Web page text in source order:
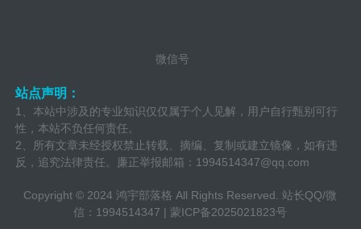
微信号
站点声明：
1、本站中涉及的专业知识仅仅属于个人见解，用户自行甄别可行
性，本站不负任何责任。
2、所有文章未经授权禁止转载、摘编、复制或建立镜像，如有违
反，追究法律责任。廉正举报邮箱： 1994514347@qq.com
Copyright © 2024 鸿宇部落格 All Rights Reserved. 站长QQ/微
信：1994514347 | 蒙ICP备2025021823号